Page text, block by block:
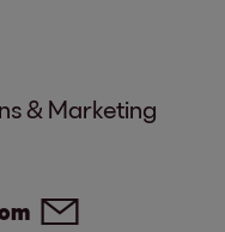
& Marketing